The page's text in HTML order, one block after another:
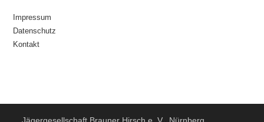
Impressum
Datenschutz
Kontakt
Jägergesellschaft Brauner Hirsch e. V., Nürnberg